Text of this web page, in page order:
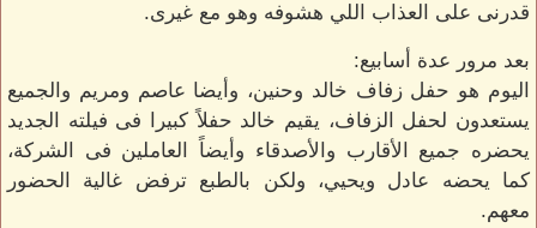
قدرنى على العذاب اللي هشوفه وهو مع غيرى.
بعد مرور عدة أسابيع:
اليوم هو حفل زفاف خالد وحنين، وأيضا عاصم ومريم والجميع
يستعدون لحفل الزفاف، يقيم خالد حفلاً كبيرا فى فيلته الجديد
يحضره جميع الأقارب والأصدقاء وأيضاً العاملين فى الشركة،
كما يحضه عادل ويحيي، ولكن بالطبع ترفض غالية الحضور
معهم.